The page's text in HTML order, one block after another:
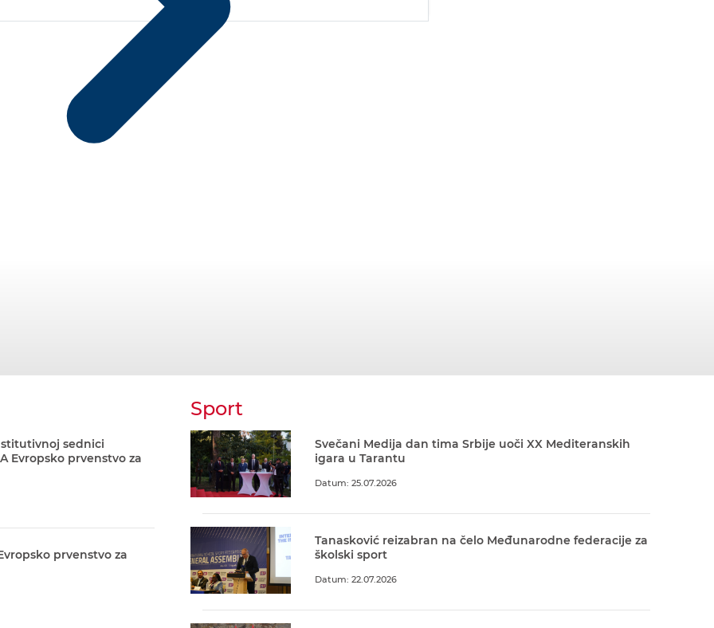
sednici
Evropsko prvenstvo za
prvenstvo za
Sport
Svečani Medija dan tima Srbije uoči XX Mediteranskih
igara u Tarantu
Datum: 25.07.2026
Tanasković reizabran na čelo Međunarodne federacije za
školski sport
Datum: 22.07.2026